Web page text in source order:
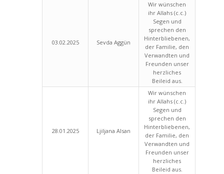
03.02.2025 Sevda Aggün
Wir wünschen
ihr Allahs (c.c.)
Segen und
sprechen den
Hinterbliebenen,
der Familie, den
Verwandten und
Freunden unser
herzliches
Beileid aus.
28.01.2025 Ljiljana Alsan
Wir wünschen
ihr Allahs (c.c.)
Segen und
sprechen den
Hinterbliebenen,
der Familie, den
Verwandten und
Freunden unser
herzliches
Beileid aus.